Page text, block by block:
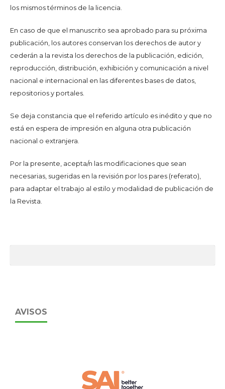
los mismos términos de la licencia.
En caso de que el manuscrito sea aprobado para su próxima
publicación, los autores conservan los derechos de autor y
cederán a la revista los derechos de la publicación, edición,
reproducción, distribución, exhibición y comunicación a nivel
nacional e internacional en las diferentes bases de datos,
repositorios y portales.
Se deja constancia que el referido artículo es inédito y que no
está en espera de impresión en alguna otra publicación
nacional o extranjera.
Por la presente, acepta/n las modificaciones que sean
necesarias, sugeridas en la revisión por los pares (referato),
para adaptar el trabajo al estilo y modalidad de publicación de
la Revista.
AVISOS